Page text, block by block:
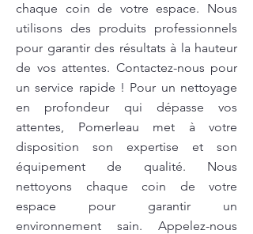
chaque coin de votre espace. Nous
utilisons des produits professionnels
pour garantir des résultats à la hauteur
de vos attentes. Contactez-nous pour
un service rapide ! Pour un nettoyage
en profondeur qui dépasse vos
attentes, Pomerleau met à votre
disposition son expertise et son
équipement de qualité. Nous
nettoyons chaque coin de votre
espace pour garantir un
environnement sain. Appelez-nous